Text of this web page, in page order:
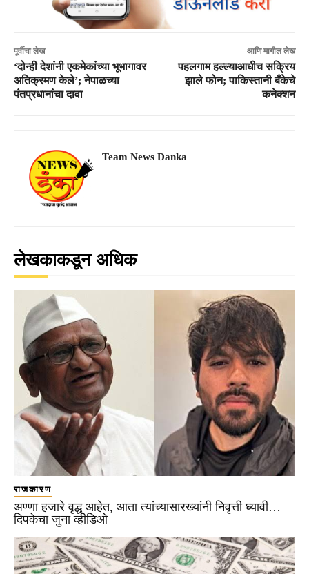
पूर्वीचा लेख
‘दोन्ही देशांनी एकमेकांच्या भूभागावर
अतिक्रमण केले’; नेपाळच्या
पंतप्रधानांचा दावा
आणि मागील लेख
पहलगाम हल्ल्याआधीच सक्रिय
झाले फोन; पाकिस्तानी बँकेचे
कनेक्शन
Team News Danka
लेखकाकडून अधिक
राजकारण
अण्णा हजारे वृद्ध आहेत, आता त्यांच्यासारख्यांनी निवृत्ती घ्यावी…
दिपकेचा जुना व्हीडिओ